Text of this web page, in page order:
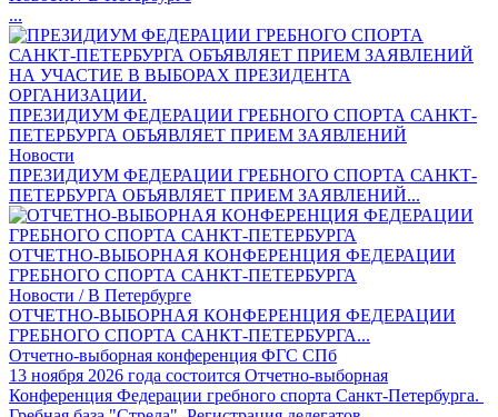
...
ПРЕЗИДИУМ ФЕДЕРАЦИИ ГРЕБНОГО СПОРТА САНКТ-
ПЕТЕРБУРГА ОБЪЯВЛЯЕТ ПРИЕМ ЗАЯВЛЕНИЙ
Новости
ПРЕЗИДИУМ ФЕДЕРАЦИИ ГРЕБНОГО СПОРТА САНКТ-
ПЕТЕРБУРГА ОБЪЯВЛЯЕТ ПРИЕМ ЗАЯВЛЕНИЙ...
ОТЧЕТНО-ВЫБОРНАЯ КОНФЕРЕНЦИЯ ФЕДЕРАЦИИ
ГРЕБНОГО СПОРТА САНКТ-ПЕТЕРБУРГА
Новости / В Петербурге
ОТЧЕТНО-ВЫБОРНАЯ КОНФЕРЕНЦИЯ ФЕДЕРАЦИИ
ГРЕБНОГО СПОРТА САНКТ-ПЕТЕРБУРГА...
Отчетно-выборная конференция ФГС СПб
13 ноября 2026 года состоится Отчетно-выборная
Конференция Федерации гребного спорта Санкт-Петербурга.